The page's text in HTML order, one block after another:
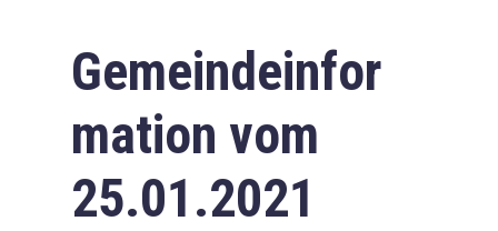
Gemeindeinfor
mation vom
25.01.2021